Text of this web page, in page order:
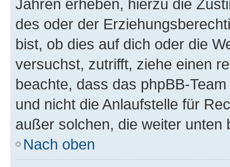
Jahren erheben, hierzu die
des oder der
bist, ob dies auf dich oder die
versuchst, zutrifft, ziehe einen
beachte, dass das phpBB-
und nicht die Anlaufstelle für
außer solchen, die weiter unten
Nach oben